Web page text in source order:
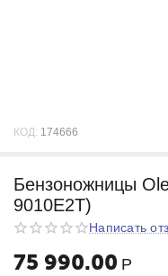
КОД: 174666
Бензоножницы
9010E2T)
Написать
75 990.00 Р